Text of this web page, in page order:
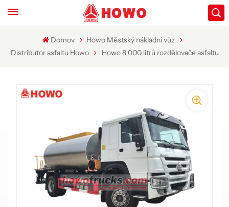
Domov
Howo Městský nákladní vůz
Distributor asfaltu Howo
Howo 8 000 litrů rozdělovače asfaltu